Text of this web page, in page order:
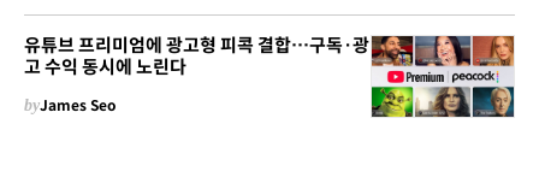
유튜브 프리미엄에 광고형 피콕 결합…구독·광
고 수익 동시에 노린다
byJames Seo